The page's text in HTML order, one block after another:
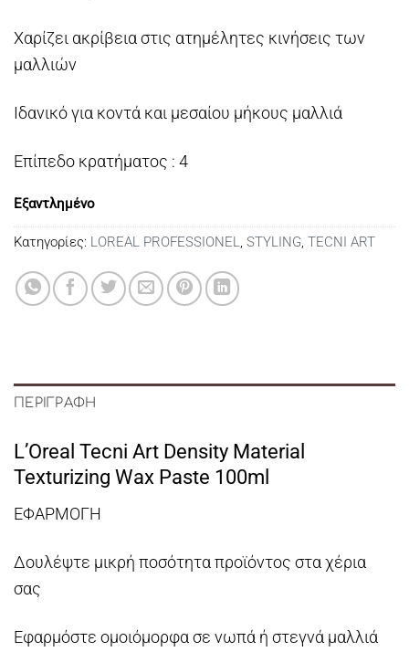
Χαρίζει ακρίβεια στις ατημέλητες κινήσεις των
μαλλιών
Ιδανικό για κοντά και μεσαίου μήκους μαλλιά
Επίπεδο κρατήματος : 4
Εξαντλημένο
Κατηγορίες: LOREAL PROFESSIONEL, STYLING, TECNI ART
ΠΕΡΙΓΡΑΦΉ
L’Oreal Tecni Art Density Material
Texturizing Wax Paste 100ml
ΕΦΑΡΜΟΓΗ
Δουλέψτε μικρή ποσότητα προϊόντος στα χέρια
σας
Εφαρμόστε ομοιόμορφα σε νωπά ή στεγνά μαλλιά